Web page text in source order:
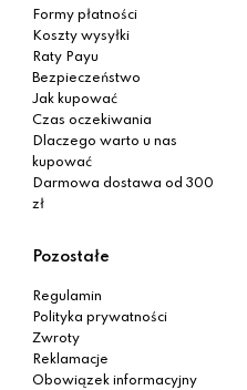
Formy płatności
Koszty wysyłki
Raty Payu
Bezpieczeństwo
Jak kupować
Czas oczekiwania
Dlaczego warto u nas
kupować
Darmowa dostawa od 300
zł
Pozostałe
Regulamin
Polityka prywatności
Zwroty
Reklamacje
Obowiązek informacyjny